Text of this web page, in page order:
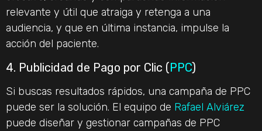
relevante y útil que atraiga y retenga a una
audiencia, y que en última instancia, impulse la
acción del paciente.
4. Publicidad de Pago por Clic (PPC)
Si buscas resultados rápidos, una campaña de PPC
puede ser la solución. El equipo de Rafael Alviárez
puede diseñar y gestionar campañas de PPC